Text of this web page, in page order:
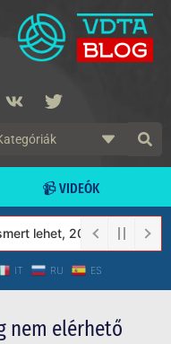
📹 VIDEÓK
2023-tól a Védett
IT RU ES
nem elérhető